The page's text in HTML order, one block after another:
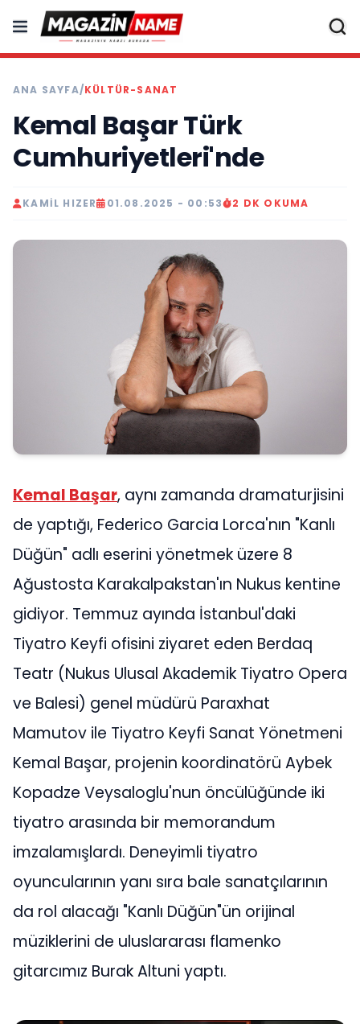
ANA SAYFA/KÜLTÜR-SANAT
Kemal Başar Türk
Cumhuriyetleri'nde
KAMIL HIZER 01.08.2025 - 00:53 2 DK OKUMA
Kemal Başar, aynı zamanda dramaturjisini
de yaptığı, Federico Garcia Lorca'nın "Kanlı
Düğün" adlı eserini yönetmek üzere 8
Ağustosta Karakalpakstan'ın Nukus kentine
gidiyor. Temmuz ayında İstanbul'daki
Tiyatro Keyfi ofisini ziyaret eden Berdaq
Teatr (Nukus Ulusal Akademik Tiyatro Opera
ve Balesi) genel müdürü Paraxhat
Mamutov ile Tiyatro Keyfi Sanat Yönetmeni
Kemal Başar, projenin koordinatörü Aybek
Kopadze Veysaloglu'nun öncülüğünde iki
tiyatro arasında bir memorandum
imzalamışlardı. Deneyimli tiyatro
oyuncularının yanı sıra bale sanatçılarının
da rol alacağı "Kanlı Düğün"ün orijinal
müziklerini de uluslararası flamenko
gitarcımız Burak Altuni yaptı.